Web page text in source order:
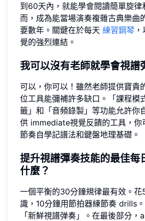
到60天內，就能學會閱讀簡單旋律
而，成為能當場演奏複雜古典樂曲
要數年。關鍵在於每天 練習鋼琴
覺的強烈連結。
我可以沒有老師就學會視譜
可以，你可以！雖然老師提供寶貴
位工具能彌補許多缺口。「課程模
籤」和「音頻錄製」等功能允許你
供 immediate視覺反饋的工具，你
節奏自學記譜法和鍵盤地理基礎。
提升視譜彈奏技能的最佳每
什麼？
一個平衡的30分鐘規律最有效。花
識，10分鐘用節拍器練節奏 drills
「新鮮視譜弹奏」。在最後部分